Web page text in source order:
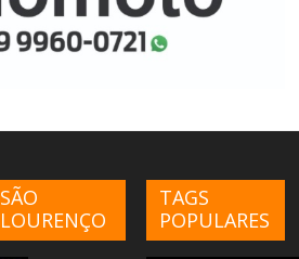
SÃO
LOURENÇO
TAGS
POPULARES